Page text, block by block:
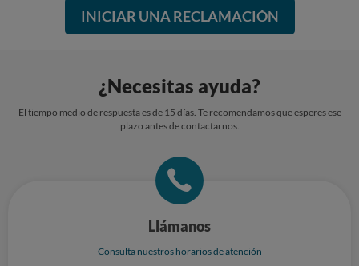
INICIAR UNA RECLAMACIÓN
¿Necesitas ayuda?
El tiempo medio de respuesta es de 15 días. Te recomendamos que esperes ese
plazo antes de contactarnos.
Llámanos
Consulta nuestros horarios de atención